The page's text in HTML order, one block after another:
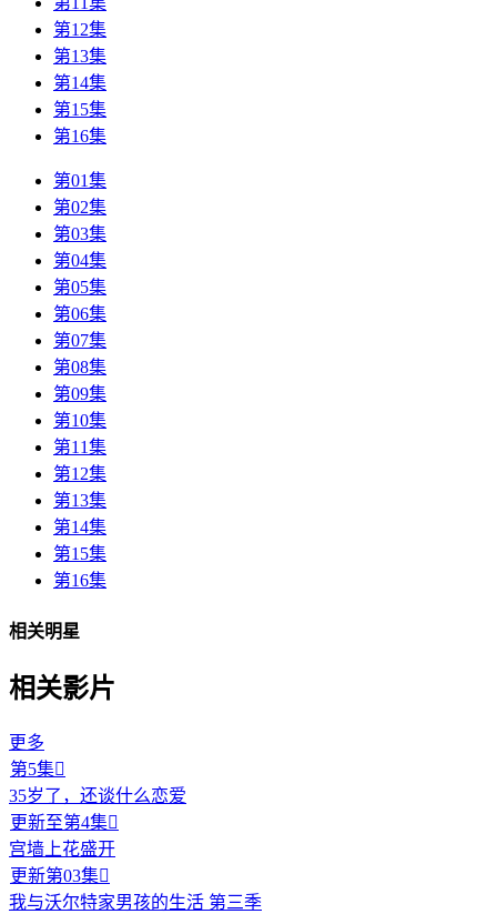
第12集
第13集
第14集
第15集
第16集
第01集
第02集
第03集
第04集
第05集
第06集
第07集
第08集
第09集
第10集
第11集
第12集
第13集
第14集
第15集
第16集
相关明星
相关影片
更多
第5集
35岁了，还谈什么恋爱
更新至第4集
宫墙上花盛开
更新第03集
我与沃尔特家男孩的生活 第三季